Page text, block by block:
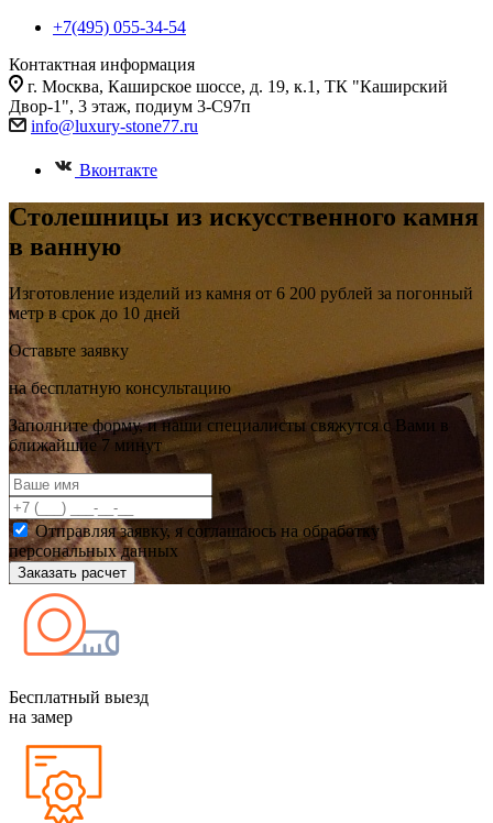
+7(495) 055-34-54
Контактная информация
г. Москва, Каширское шоссе, д. 19, к.1, ТК "Каширский
Двор-1", 3 этаж, подиум 3-С97п
info@luxury-stone77.ru
Вконтакте
Столешницы из искусственного камня
в ванную
Изготовление изделий из камня от 6 200 рублей за погонный
метр в срок до 10 дней
Оставьте заявку
на бесплатную консультацию
Заполните форму, и наши специалисты свяжутся с Вами в
ближайшие 7 минут
Отправляя заявку, я соглашаюсь на обработку
персональных данных
Заказать расчет
Бесплатный выезд
на замер